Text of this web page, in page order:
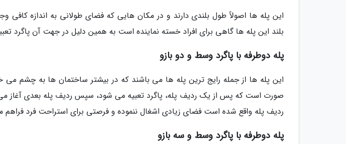
این پله ها اصولاً طول بلندی دارند و در مکان هایی که فضای طولانی به اندازه کافی
بلند این پله ها گاهی برای افراد خسته نماینده است به همین دلیل در جهت آن پاگرد
پله دوطرفه با پاگرد وسط و دو بازو
این پله ها از جمله رایج ترین پله ها می باشند که در بیشتر ساختمان ها به چشم
صورت است که پس از یک ردیف پله، پاگرد تعبیه می شود، سپس ردیف پله بعدی آغاز
ردیف پله واقع شده است فضای زیادی اشغال ننموده و فرصتی برای استراحت فرد فراهم
پله دوطرفه با پاگرد وسط و سه بازو